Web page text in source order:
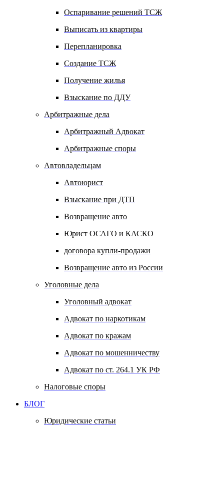
Оспаривание решений ТСЖ
Выписать из квартиры
Перепланировка
Создание ТСЖ
Получение жилья
Взыскание по ДДУ
Арбитражные дела
Арбитражный Адвокат
Арбитражные споры
Автовладельцам
Автоюрист
Взыскание при ДТП
Возвращение авто
Юрист ОСАГО и КАСКО
договора купли-продажи
Возвращение авто из России
Уголовные дела
Уголовный адвокат
Адвокат по наркотикам
Адвокат по кражам
Адвокат по мошенничеству
Адвокат по ст. 264.1 УК РФ
Налоговые споры
БЛОГ
Юридические статьи